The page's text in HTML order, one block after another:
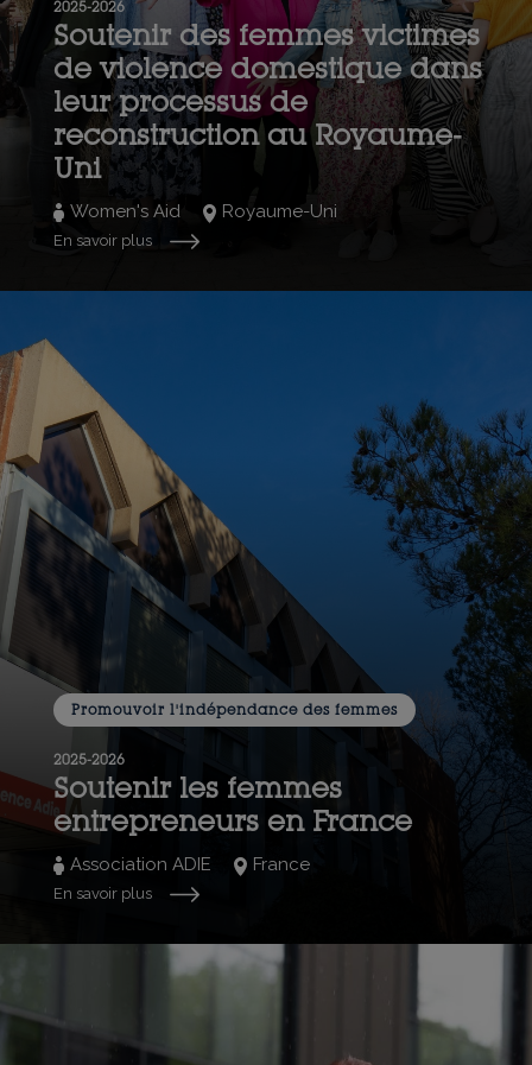
2025-2026
Soutenir des femmes victimes
de violence domestique dans
leur processus de
reconstruction au Royaume-
Uni
Women's Aid Royaume-Uni
En savoir plus
Promouvoir l'indépendance des femmes
2025-2026
Soutenir les femmes
entrepreneurs en France
Association ADIE France
En savoir plus